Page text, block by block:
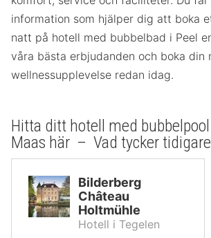
information som hjälper dig att boka
natt på hotell med bubbelbad i Peel
våra bästa erbjudanden och boka din
wellnessupplevelse redan idag.
Hitta ditt hotell med
Maas här – Vad tycker
Bilderberg
Château
Holtmühle
Hotell i Tegelen